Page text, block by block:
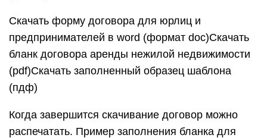
Скачать форму договора для юрлиц и
предпринимателей в word (формат doc)Скачать
бланк договора аренды нежилой недвижимости
(pdf)Скачать заполненный образец шаблона
(пдф)
Когда завершится скачивание договор можно
распечатать. Пример заполнения бланка для